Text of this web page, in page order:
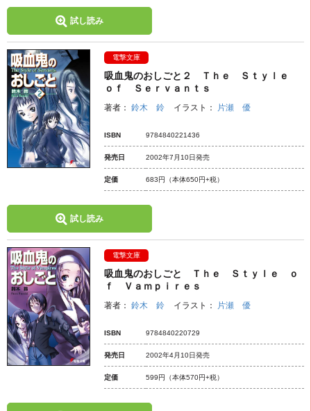
試し読み
電撃文庫
吸血鬼のおしごと２ Ｔｈｅ Ｓｔｙｌｅ
ｏｆ Ｓｅｒｖａｎｔｓ
著者： 鈴木 鈴 イラスト： 片瀬 優
ISBN 9784840221436
発売日 2002年7月10日発売
定価 683円 （本体650円+税）
試し読み
電撃文庫
吸血鬼のおしごと Ｔｈｅ Ｓｔｙｌｅ ｏ
ｆ Ｖａｍｐｉｒｅｓ
著者： 鈴木 鈴 イラスト： 片瀬 優
ISBN 9784840220729
発売日 2002年4月10日発売
定価 599円 （本体570円+税）